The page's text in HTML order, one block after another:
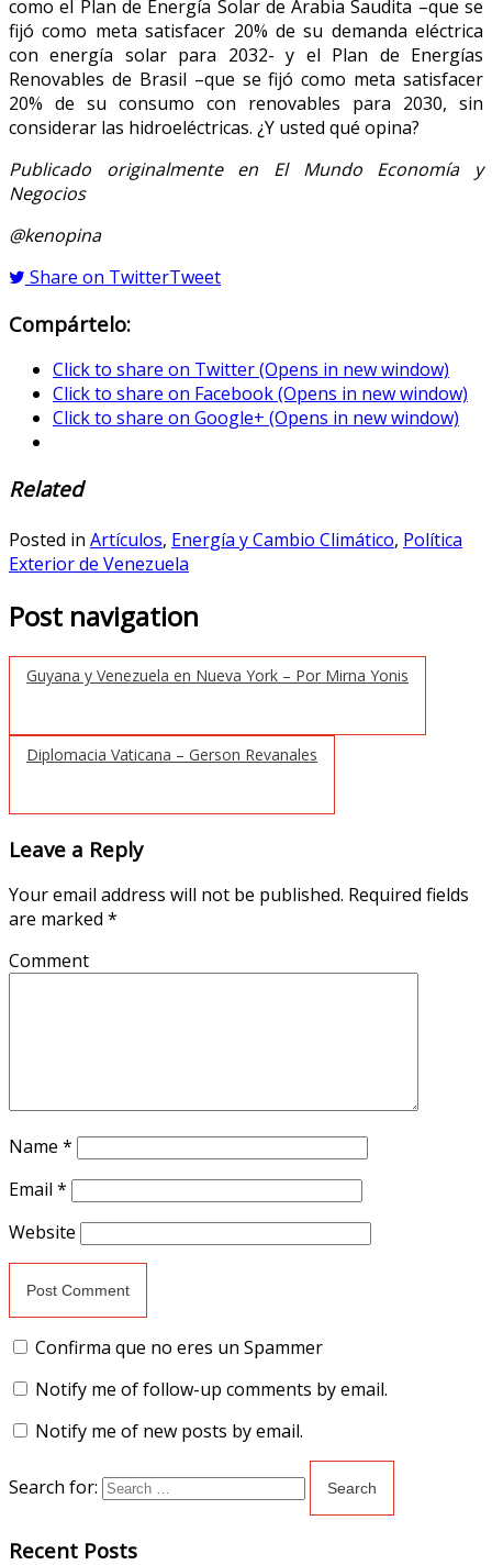
como el Plan de Energía Solar de Arabia Saudita –que se
fijó como meta satisfacer 20% de su demanda eléctrica
con energía solar para 2032- y el Plan de Energías
Renovables de Brasil –que se fijó como meta satisfacer
20% de su consumo con renovables para 2030, sin
considerar las hidroeléctricas. ¿Y usted qué opina?
Publicado originalmente en El Mundo Economía y
Negocios
@kenopina
Share on TwitterTweet
Compártelo:
Click to share on Twitter (Opens in new window)
Click to share on Facebook (Opens in new window)
Click to share on Google+ (Opens in new window)
Related
Posted in Artículos, Energía y Cambio Climático, Política
Exterior de Venezuela
Post navigation
Guyana y Venezuela en Nueva York – Por Mirna Yonis
Diplomacia Vaticana – Gerson Revanales
Leave a Reply
Your email address will not be published. Required fields
are marked *
Comment
Name *
Email *
Website
Confirma que no eres un Spammer
Notify me of follow-up comments by email.
Notify me of new posts by email.
Search for:
Recent Posts